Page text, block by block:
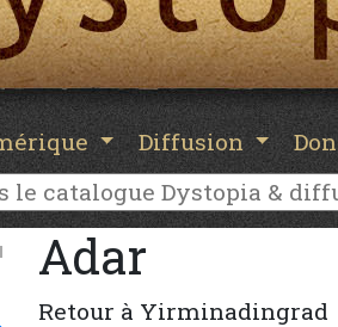
Diffusion
Adar
Retour à Yirminadingrad